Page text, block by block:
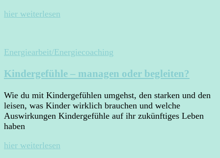
hier weiterlesen
Energiearbeit/Energiecoaching
Kindergefühle – managen oder begleiten?
Wie du mit Kindergefühlen umgehst, den starken und den
leisen, was Kinder wirklich brauchen und welche
Auswirkungen Kindergefühle auf ihr zukünftiges Leben
haben
hier weiterlesen